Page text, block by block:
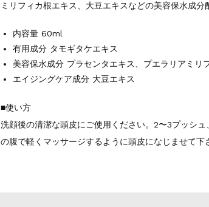
ミリフィカ根エキス、大豆エキスなどの美容保水成分
内容量 60ml
有用成分 タモギタケエキス
美容保水成分 プラセンタエキス、プエラリアミリ
エイジングケア成分 大豆エキス
■使い方
洗顔後の清潔な頭皮にご使用ください。2〜3プッシ
の腹で軽くマッサージするように頭皮になじませて下